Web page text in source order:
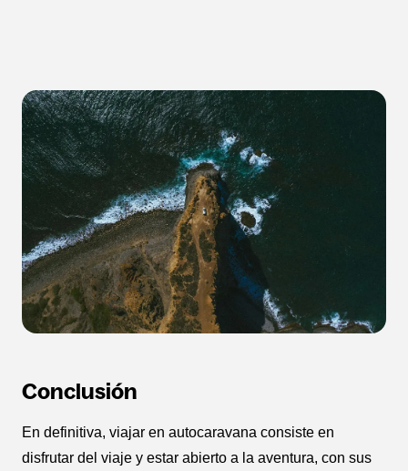
Conclusión
En definitiva, viajar en autocaravana consiste en
disfrutar del viaje y estar abierto a la aventura, con sus